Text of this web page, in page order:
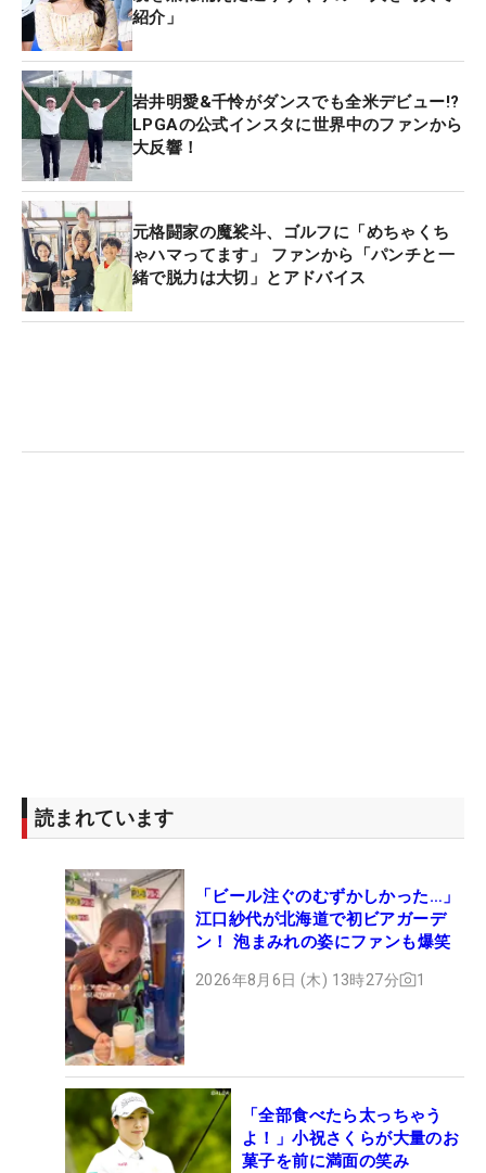
紹介」
岩井明愛&千怜がダンスでも全米デビュー!?
LPGAの公式インスタに世界中のファンから
大反響！
元格闘家の魔裟斗、ゴルフに「めちゃくち
ゃハマってます」 ファンから「パンチと一
緒で脱力は大切」とアドバイス
読まれています
「ビール注ぐのむずかしかった…」
江口紗代が北海道で初ビアガーデ
ン！ 泡まみれの姿にファンも爆笑
2026年8月6日 (木) 13時27分 1
「全部食べたら太っちゃう
よ！」小祝さくらが大量のお
菓子を前に満面の笑み